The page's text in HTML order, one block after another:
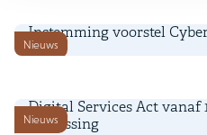
Nieuws
Instemming voorstel
Nieuws
Digital Services Act vanaf
toepassing